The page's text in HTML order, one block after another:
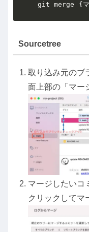
git merge {マ
Sourcetree
取り込み元のブ
面上部の「マー
マージしたいコ
クリックしてマ